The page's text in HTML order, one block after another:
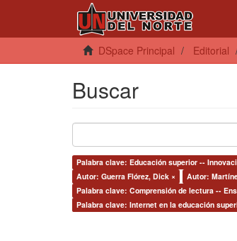
DSpace Principal Editorial
Buscar
Palabra clave: Educación superior --
Autor: Guerra Flórez, Dick ×
Autor:
Palabra clave: Comprensión de lectura --
Palabra clave: Internet en la educación